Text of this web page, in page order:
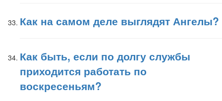
Как на самом деле выглядят Ангелы?
Как быть, если по долгу службы
приходится работать по
воскресеньям?